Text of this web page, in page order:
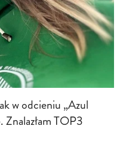
w odcieniu „Azul
TOP3